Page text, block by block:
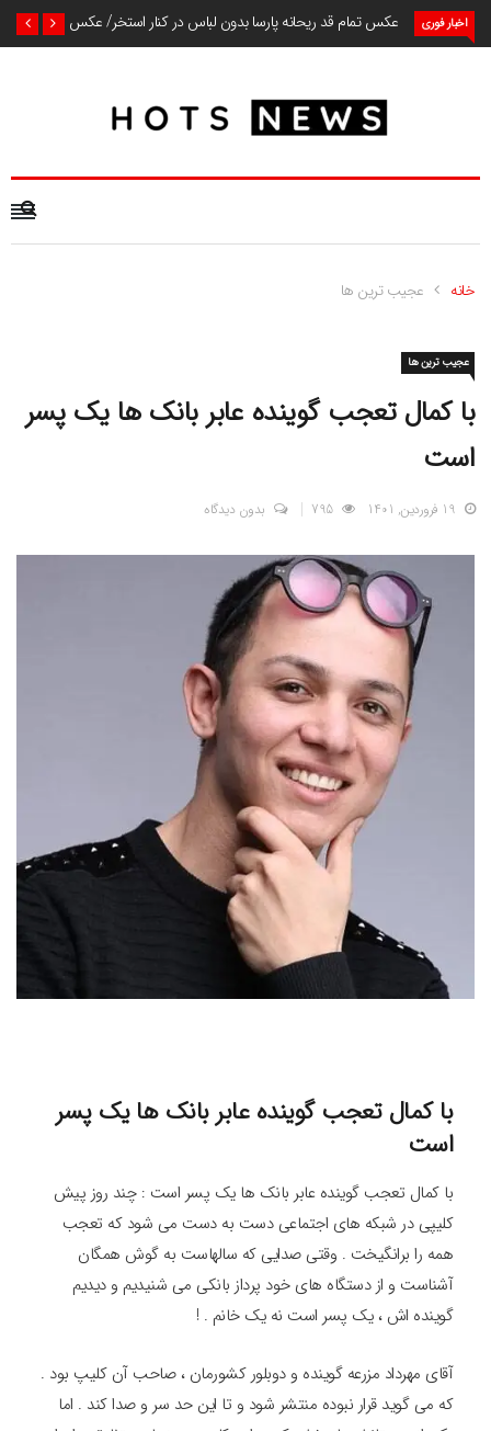
اخبار فوری عکس تمام قد ریحانه پارسا بدون لباس در کنار استخر/ عکس
خانه عجیب ترین ها
عجیب ترین ها
با کمال تعجب گوینده عابر بانک ها یک پسر
است
19 فروردین, 1401 795 بدون دیدگاه
با کمال تعجب گوینده عابر بانک ها یک پسر
است
با کمال تعجب گوینده عابر بانک ها یک پسر است : چند روز پیش
کلیپی در شبکه های اجتماعی دست به دست می شود که تعجب
همه را برانگیخت . وقتی صدایی که سالهاست به گوش همگان
آشناست و از دستگاه های خود پرداز بانکی می شنیدیم و دیدیم
گوینده اش ، یک پسر است نه یک خانم . !
آقای مهرداد مزرعه گوینده و دوبلور کشورمان ، صاحب آن کلیپ بود .
که می گوید قرار نبوده منتشر شود و تا این حد سر و صدا کند . اما